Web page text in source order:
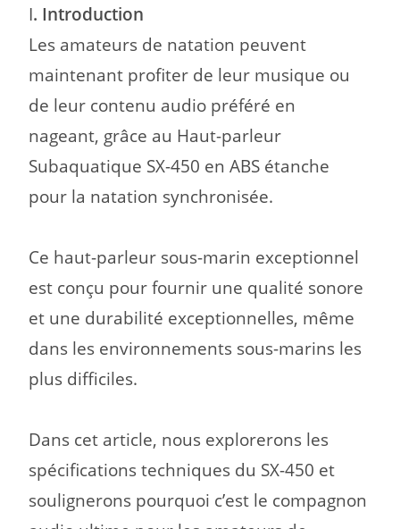
I. Introduction
Les amateurs de natation peuvent
maintenant profiter de leur musique ou
de leur contenu audio préféré en
nageant, grâce au Haut-parleur
Subaquatique SX-450 en ABS étanche
pour la natation synchronisée.
Ce haut-parleur sous-marin exceptionnel
est conçu pour fournir une qualité sonore
et une durabilité exceptionnelles, même
dans les environnements sous-marins les
plus difficiles.
Dans cet article, nous explorerons les
spécifications techniques du SX-450 et
soulignerons pourquoi c’est le compagnon